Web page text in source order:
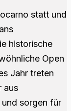
statt und
historische
Open
Jahr treten
aus
sorgen für